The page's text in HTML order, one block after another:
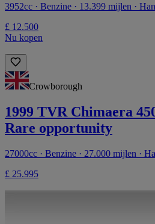
3952cc · Benzine · 13.399 mijlen ·
£ 12.500
Nu kopen
Crowborough
1999 TVR Chimaera
Rare opportunity
27000cc · Benzine · 27.000 mijlen ·
£ 25.995